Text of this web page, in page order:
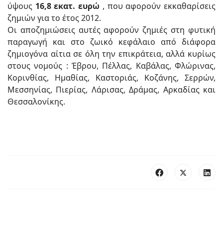
ύψους 16,8 εκατ. ευρώ , που αφορούν εκκαθαρίσεις
ζημιών για το έτος 2012.
Οι αποζημιώσεις αυτές αφορούν ζημιές στη φυτική
παραγωγή και στο ζωικό κεφάλαιο από διάφορα
ζημιογόνα αίτια σε όλη την επικράτεια, αλλά κυρίως
στους νομούς : Έβρου, Πέλλας, Καβάλας, Φλώρινας,
Κορινθίας, Ημαθίας, Καστοριάς, Κοζάνης, Σερρών,
Μεσσηνίας, Πιερίας, Λάρισας, Δράμας, Αρκαδίας και
Θεσσαλονίκης.